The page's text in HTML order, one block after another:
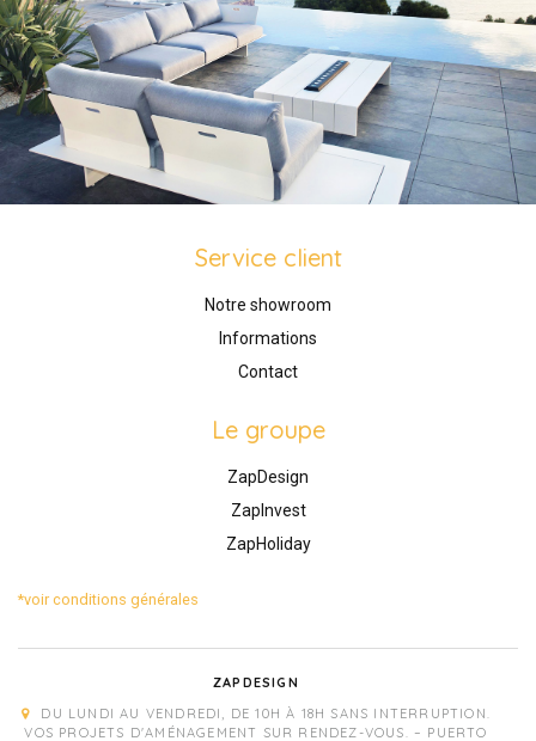
Service client
Notre showroom
Informations
Contact
Le groupe
ZapDesign
ZapInvest
ZapHoliday
*voir conditions générales
ZAPDESIGN
DU LUNDI AU VENDREDI, DE 10H À 18H SANS INTERRUPTION.
VOS PROJETS D'AMÉNAGEMENT SUR RENDEZ-VOUS. – PUERTO